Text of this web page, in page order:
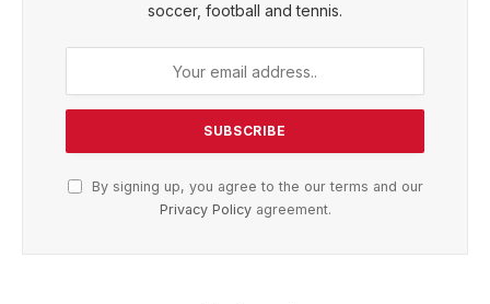
soccer, football and tennis.
By signing up, you agree to the our terms and our
Privacy Policyagreement.